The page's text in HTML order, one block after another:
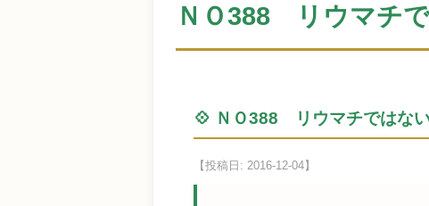
ＮＯ388 リウマチ
💠 ＮＯ388 リウマチではな
【投稿日: 2016-12-04】